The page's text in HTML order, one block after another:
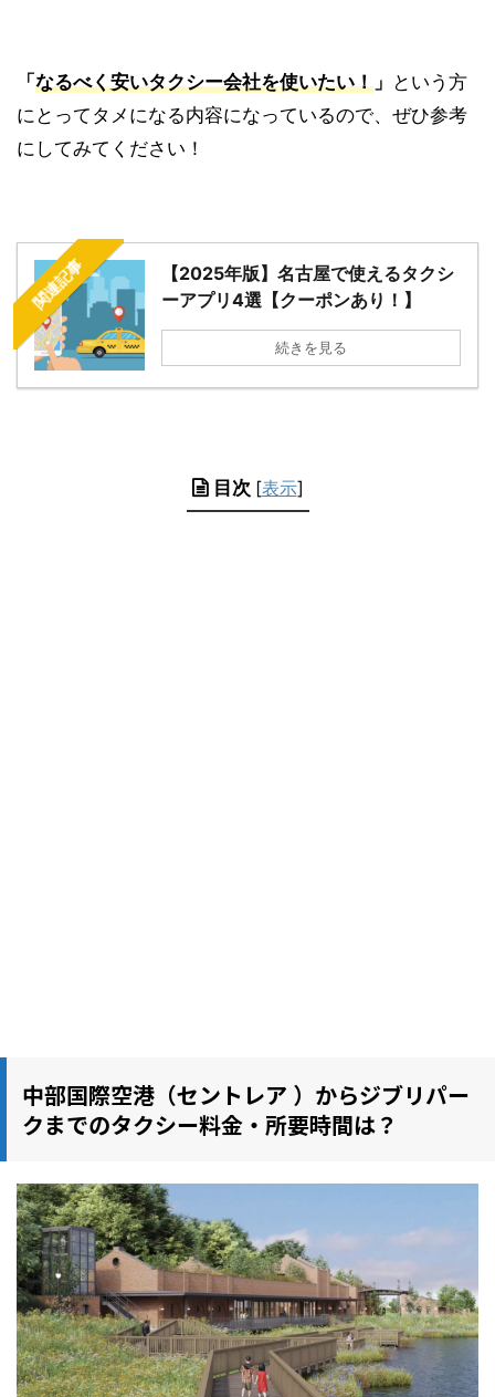
「 なるべく安いタクシー会社を使いたい！ 」 という方
にとってタメになる内容になっているので、ぜひ参考
にしてみてください！
関連記事
【2025年版】名古屋で使えるタクシ
ーアプリ4選【クーポンあり！】
続きを見る
目次 [表示]
中部国際空港（セントレア ）からジブリパー
クまでのタクシー料金・所要時間は？